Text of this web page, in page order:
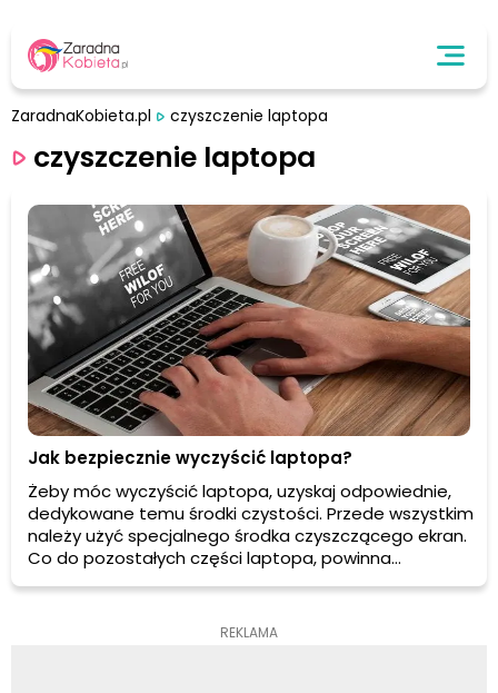
ZaradnaKobieta.pl czyszczenie laptopa
czyszczenie laptopa
Jak bezpiecznie wyczyścić laptopa?
Żeby móc wyczyścić laptopa, uzyskaj odpowiednie,
dedykowane temu środki czystości. Przede wszystkim
należy użyć specjalnego środka czyszczącego ekran.
Co do pozostałych części laptopa, powinna
wystarczyć miska z wodą, mydło, puszka sprężonego
REKLAMA